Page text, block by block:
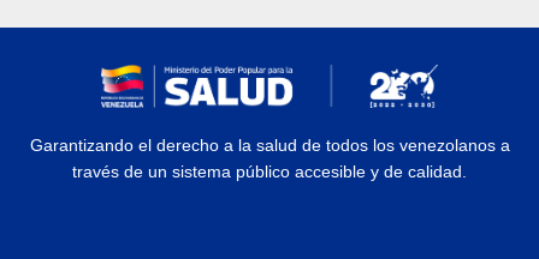
Garantizando el derecho a la salud de todos los venezolanos a
través de un sistema público accesible y de calidad.